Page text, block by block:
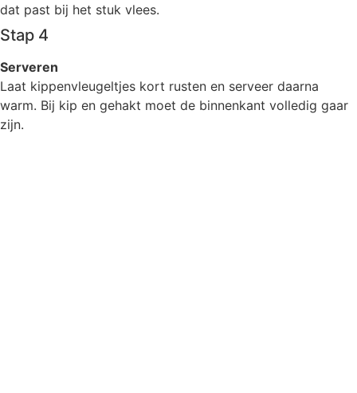
dat past bij het stuk vlees.
Stap 4
Serveren
Laat kippenvleugeltjes kort rusten en serveer daarna
warm. Bij kip en gehakt moet de binnenkant volledig gaar
zijn.